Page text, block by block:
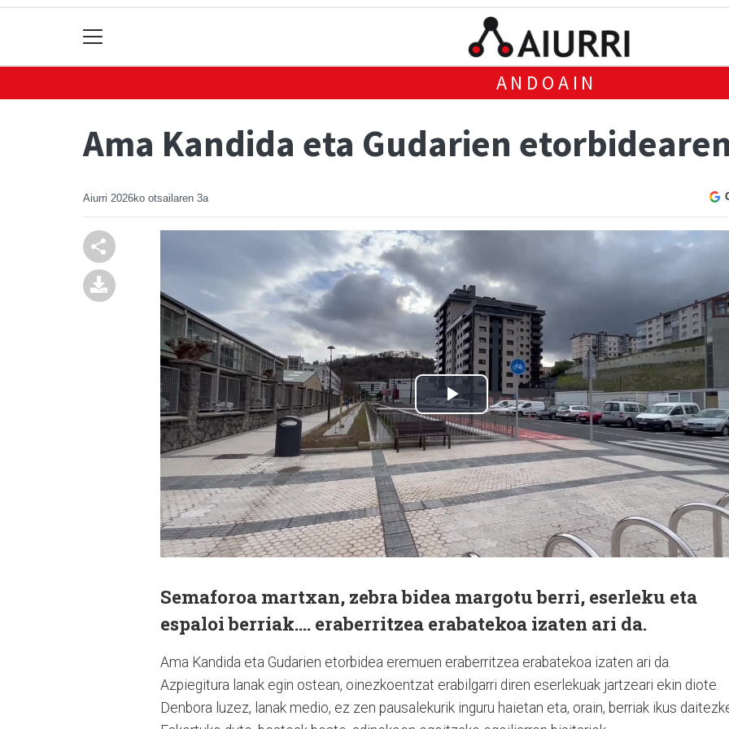
ANDOAIN
Ama Kandida eta Gudarien
Aiurri 2026ko otsailaren 3a
Semaforoa martxan, zebra bidea margotu berri, eserleku eta
espaloi berriak…. eraberritzea erabatekoa izaten ari da.
Ama Kandida eta Gudarien etorbidea eremuen eraberritzea erabatekoa izaten ari da.
Azpiegitura lanak egin ostean, oinezkoentzat erabilgarri diren eserlekuak jartzeari ekin diote.
Denbora luzez, lanak medio, ez zen pausalekurik inguru haietan eta, orain, berriak ikus